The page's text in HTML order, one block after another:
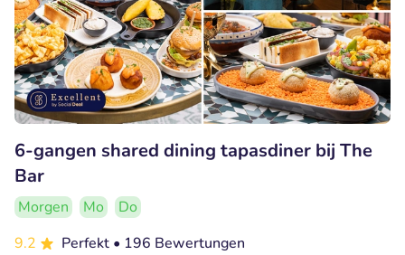
6-gangen shared dining tapasdiner bij The
Bar
Morgen Mo
Do
9.2
Perfekt • 196 Bewertungen